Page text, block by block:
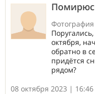
октября,
обратно в
придётся
рядом?
08 октября 2023 | 16:46